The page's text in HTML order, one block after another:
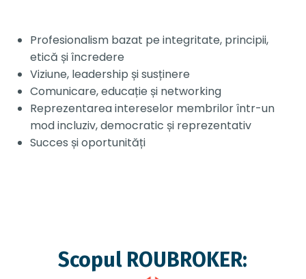
Profesionalism bazat pe integritate, principii,
etică și încredere
Viziune, leadership și susținere
Comunicare, educație și networking
Reprezentarea intereselor membrilor într-un
mod incluziv, democratic și reprezentativ
Succes și oportunități
Scopul ROUBROKER: